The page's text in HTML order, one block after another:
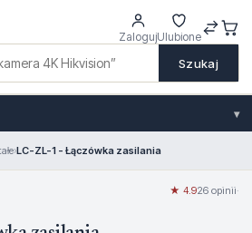
Szukaj
ZalogujUlubione
▾
›LC-ZL-1 - Łączówka zasilania
★ 4.926 opinii·